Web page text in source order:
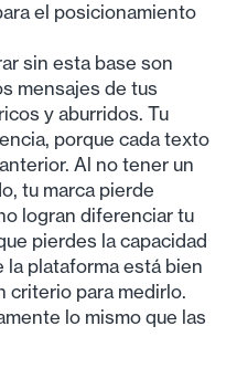
el posicionamiento
sin esta base son
mensajes de tus
y aburridos. Tu
porque cada texto
Al no tener un
tu marca pierde
logran diferenciar tu
pierdes la capacidad
la plataforma está bien
criterio para medirlo.
lo mismo que las